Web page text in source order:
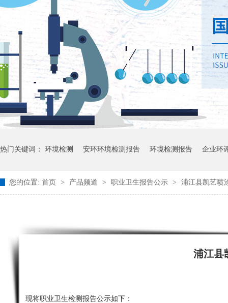
热门关键词： 环境检测 安环环境检测报告 环境检测报告 企业环
您的位置: 首页 > 产品频道 > 职业卫生报告公示 > 浦江县凯艺喷
浦江县
现将职业卫生检测报告公示如下：